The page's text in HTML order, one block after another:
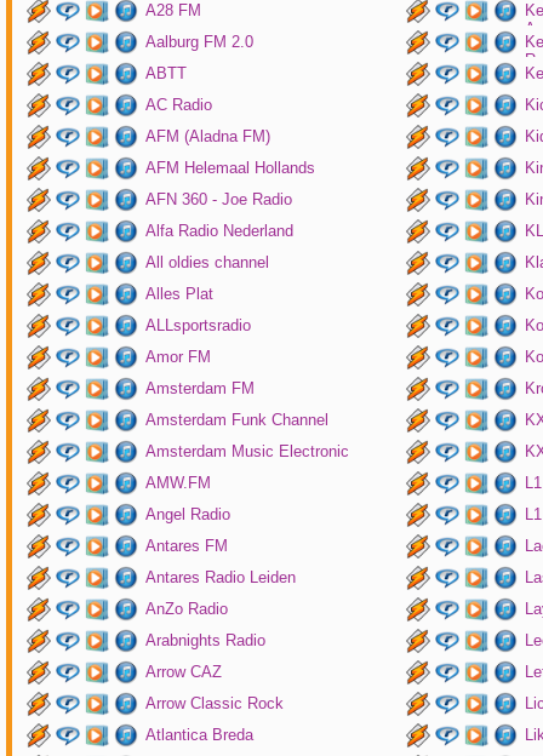
A28 FM
Aalburg FM 2.0
ABTT
AC Radio
AFM (Aladna FM)
AFM Helemaal Hollands
AFN 360 - Joe Radio
Alfa Radio Nederland
All oldies channel
Alles Plat
ALLsportsradio
Amor FM
Amsterdam FM
Amsterdam Funk Channel
Amsterdam Music Electronic
AMW.FM
Angel Radio
Antares FM
Antares Radio Leiden
AnZo Radio
Arabnights Radio
Arrow CAZ
Arrow Classic Rock
Atlantica Breda